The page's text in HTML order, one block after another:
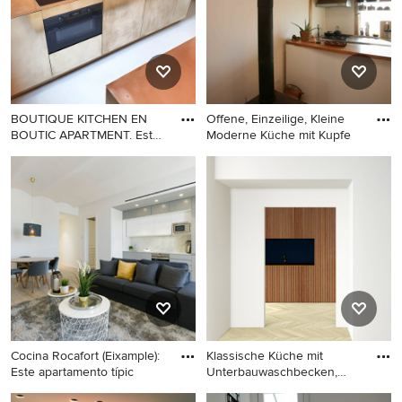
Küchenrückwand in Weiß,
schwarzen Elektrogeräten,
Betonboden und
Kücheninsel in Berlin
Schränken, Kupfer-
Arbeitsplatte, Rückwand-
Fenster und beiger
Arbeitsplatte in Leipzig
BOUTIQUE KITCHEN EN
BOUTIC APARTMENT. Esta
Offene, Kleine Küche mit
Landhausspüle, Kupfer-
Arbeitsplatte, Betonboden
und Kücheninsel in Sonstige
Offene, Einzeilige, Kleine
Moderne Küche mit Kupfe
Offene, Einzeilige, Kleine
Moderne Küche mit Kupfer-
Glasrückwand, weißen
Elektrogeräten, braunem
und brauner Arbeitsplatte in
Cocina Rocafort (Eixample):
Este apartamento típic
Offene, Einzeilige,
Klassische Küche mit
Unterbauwaschbecken,
Klassische Küche mit